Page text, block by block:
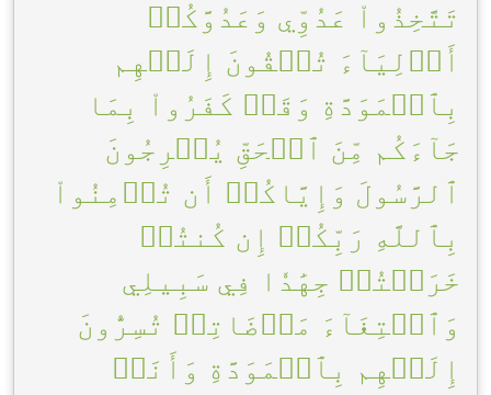
تَتَّخِذُواْ عَدُوِّي وَعَدُوَّكُمۡ
أَوۡلِيَآءَ تُلۡقُونَ إِلَيۡهِم
بِٱلۡمَوَدَّةِ وَقَدۡ كَفَرُواْ بِمَا
جَآءَكُم مِّنَ ٱلۡحَقِّ يُخۡرِجُونَ
ٱلرَّسُولَ وَإِيَّاكُمۡ أَن تُؤۡمِنُواْ
بِٱللَّهِ رَبِّكُمۡ إِن كُنتُمۡ
خَرَجۡتُمۡ جِهَٰدٗا فِي سَبِيلِي
وَٱبۡتِغَآءَ مَرۡضَاتِيۚ تُسِرُّونَ
إِلَيۡهِم بِٱلۡمَوَدَّةِ وَأَنَا۠